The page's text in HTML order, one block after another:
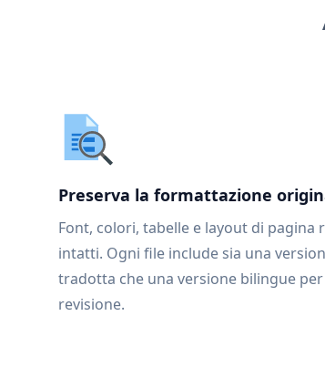
Preserva la formattazione
Font, colori, tabelle e layout di pagina
intatti. Ogni file include sia una
tradotta che una versione bilingue per
revisione.